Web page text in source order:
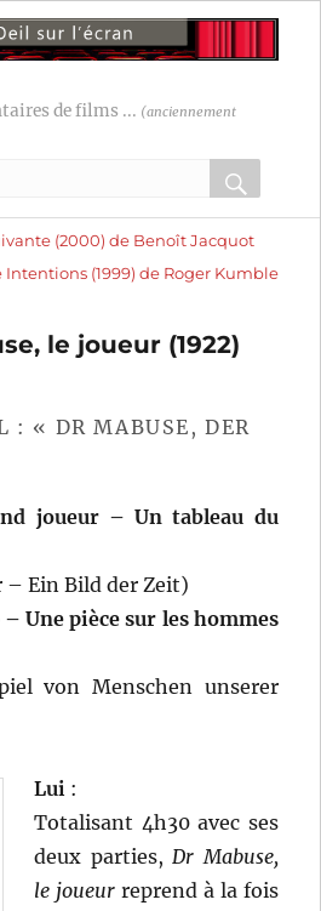
de films ... (anciennement
OK
:
(2000) de Benoît Jacquot
:
Intentions (1999) de Roger Kumble
le joueur (1922)
: « DR MABUSE, DER
joueur – Un tableau du
– Ein Bild der Zeit)
Une pièce sur les hommes
von Menschen unserer
Lui :
Totalisant 4h30 avec ses
deux parties,Dr Mabuse,
le joueur reprend à la fois